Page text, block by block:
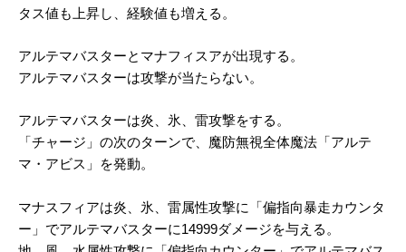
タス値も上昇し、経験値も増える。
アルテマバスターとマナフィスアが出現する。
アルテマバスターは攻撃が当たらない。
アルテマバスターは炎、氷、雷攻撃をする。
「チャージ」の次のターンで、魔防無視全体魔法「アルテ
マ・アビス」を発動。
マナスフィアは炎、氷、雷属性攻撃に「偏指向暴走カウンタ
ー」でアルテマバスターに14999ダメージを与える。